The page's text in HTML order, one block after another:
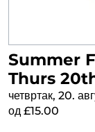
Summer
Thurs
четвртак, 20.
од £15.00